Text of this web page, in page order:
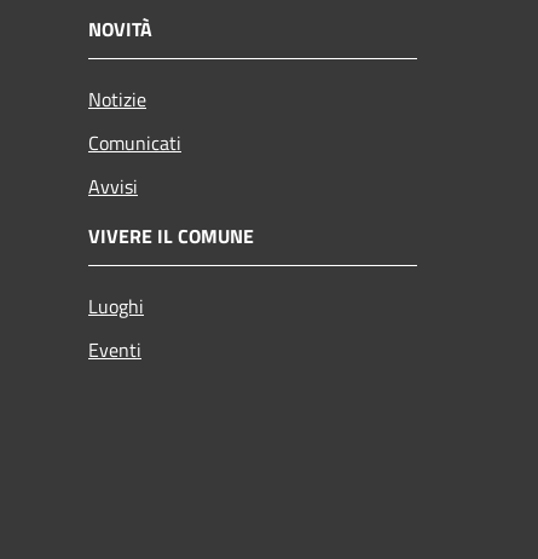
NOVITÀ
Notizie
Comunicati
Avvisi
VIVERE IL COMUNE
Luoghi
Eventi